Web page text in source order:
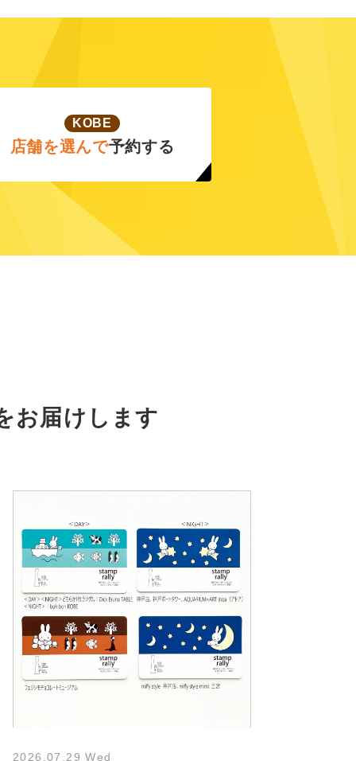
KOBE
店舗を選んで予約する
お届けします
2026.07.29 Wed